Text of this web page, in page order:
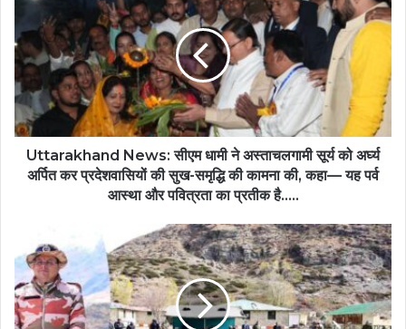
Uttarakhand News: सीएम धामी ने अस्ताचलगामी सूर्य को अर्घ्य
अर्पित कर प्रदेशवासियों की सुख-समृद्धि की कामना की, कहा— यह पर्व
आस्था और पवित्रता का प्रतीक है.....